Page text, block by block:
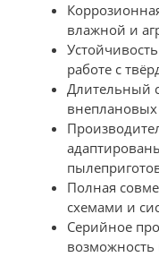
влажной и
работе с
Длительный
Полная
схемами и
Серийное
возможность